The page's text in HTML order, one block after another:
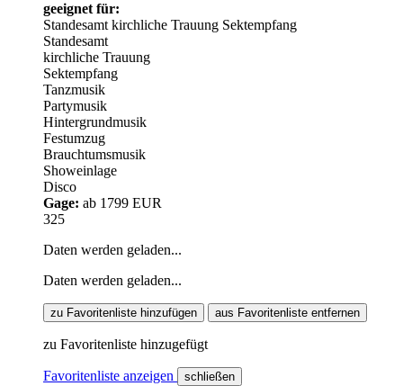
geeignet für:
Standesamtkirchliche Trauung Sektempfang
Standesamt
kirchliche Trauung
Sektempfang
Tanzmusik
Partymusik
Hintergrundmusik
Festumzug
Brauchtumsmusik
Showeinlage
Disco
Gage: ab 1799 EUR
325
Daten werden geladen...
Daten werden geladen...
zu Favoritenliste hinzufügen aus Favoritenliste entfernen
zu Favoritenliste hinzugefügt
Favoritenliste anzeigen schließen